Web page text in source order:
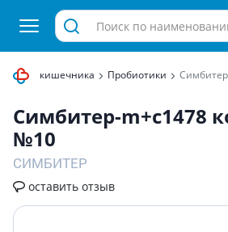
для кишечника Пробиотики
Симбитер-m+c1478
№10
СИМБИТЕР
оставить отзыв